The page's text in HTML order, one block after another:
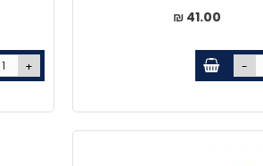
41.00 ₪
-
+